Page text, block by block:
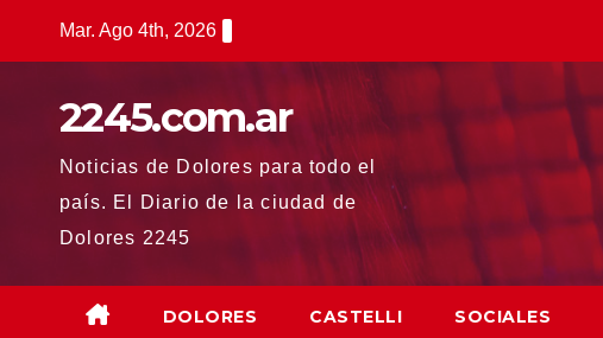
Mar. Ago 4th, 2026
2245.com.ar
Noticias de Dolores para todo el
país. El Diario de la ciudad de
Dolores 2245
DOLORES CASTELLI SOCIALES